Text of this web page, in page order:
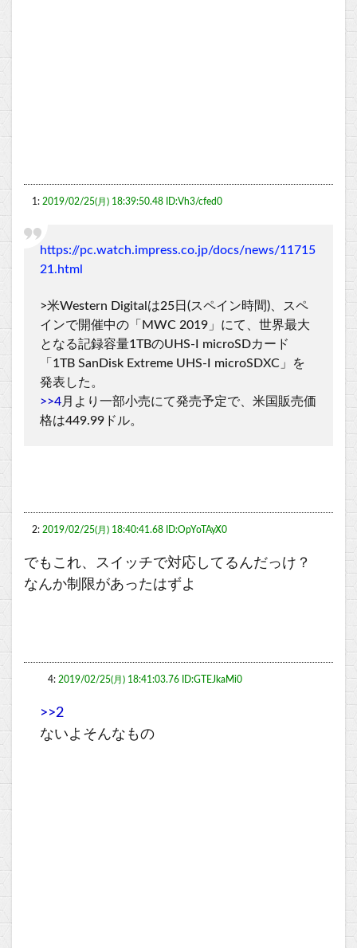
1: 2019/02/25(月) 18:39:50.48 ID:Vh3/cfed0
https://pc.watch.impress.co.jp/docs/news/11715
21.html
>米Western Digitalは25日(スペイン時間)、スペ
インで開催中の「MWC 2019」にて、世界最大
となる記録容量1TBのUHS-I microSDカード
「1TB SanDisk Extreme UHS-I microSDXC」を
発表した。
>>4月より一部小売にて発売予定で、米国販売価
格は449.99ドル。
2: 2019/02/25(月) 18:40:41.68 ID:OpYoTAyX0
でもこれ、スイッチで対応してるんだっけ？
なんか制限があったはずよ
4: 2019/02/25(月) 18:41:03.76 ID:GTEJkaMi0
>>2
ないよそんなもの